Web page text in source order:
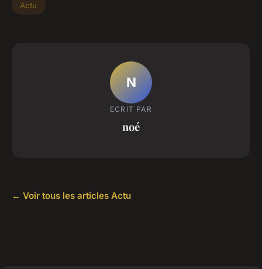
Actu
N
ECRIT PAR
noé
← Voir tous les articles Actu